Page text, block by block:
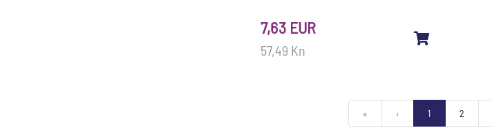
57,49 Kn
7,63 EUR
« ‹ Previous1 2